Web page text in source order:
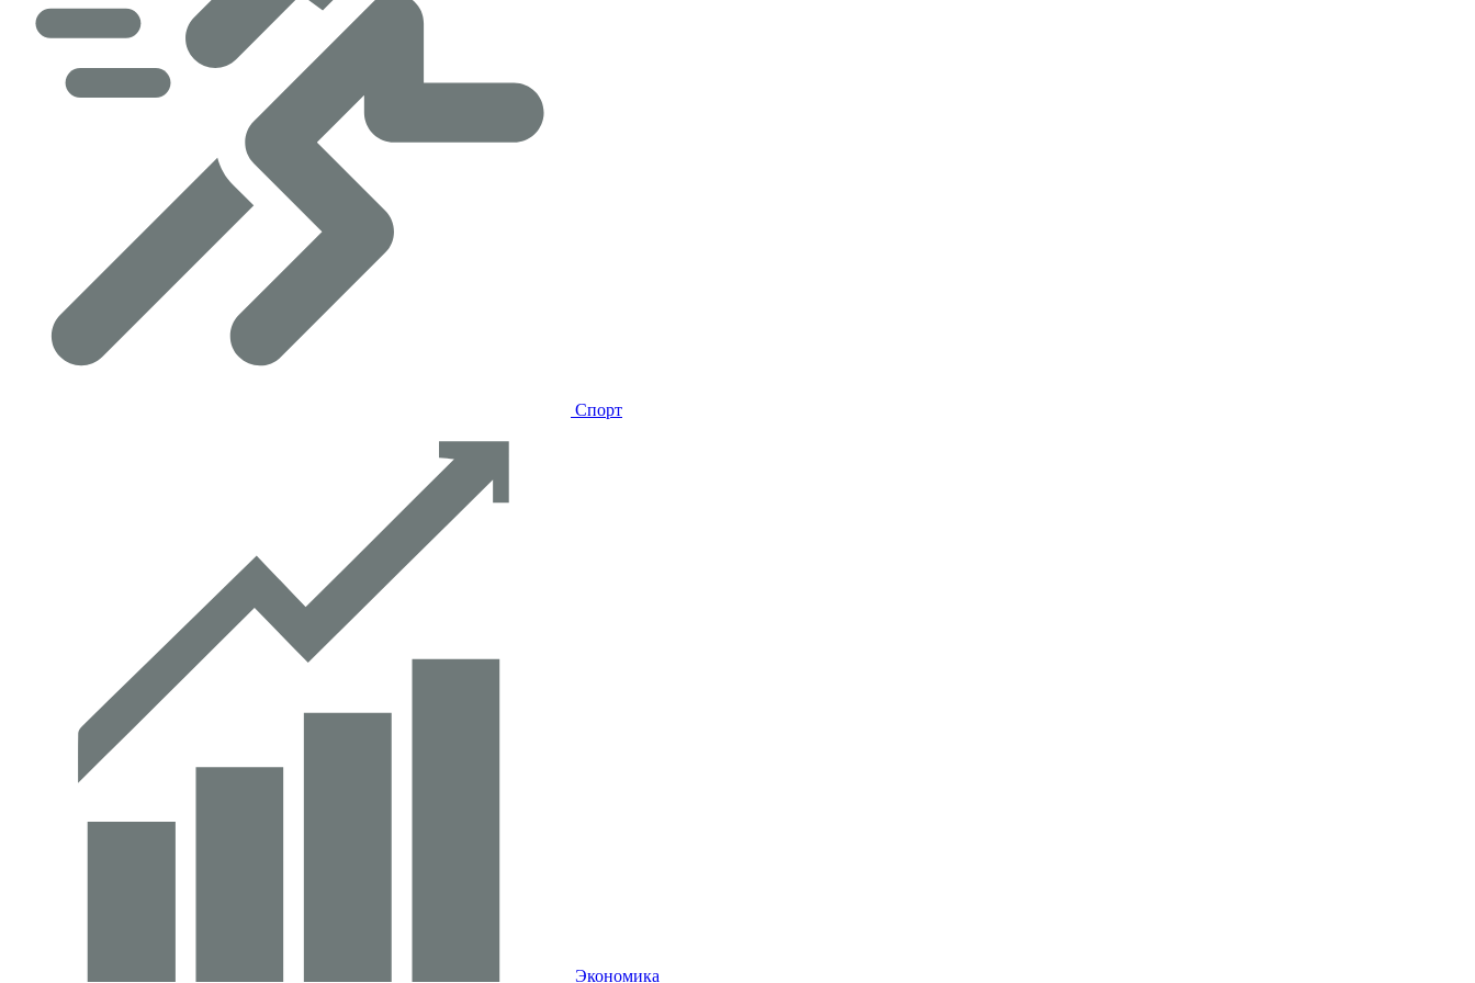
Спорт
Экономика